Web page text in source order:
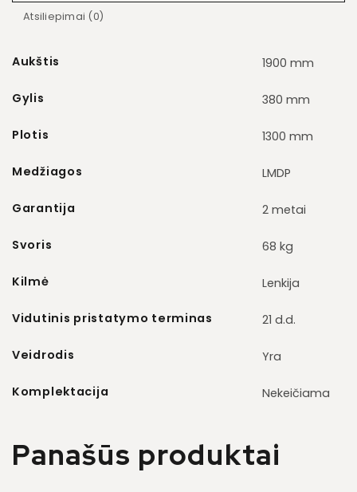
Atsiliepimai (0)
Aukštis 1900 mm
Gylis 380 mm
Plotis 1300 mm
Medžiagos LMDP
Garantija 2 metai
Svoris 68 kg
Kilmė Lenkija
Vidutinis pristatymo terminas 21 d.d.
Veidrodis Yra
Komplektacija Nekeičiama
Panašūs produktai